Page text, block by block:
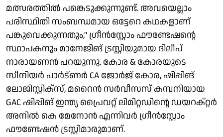
മത്സരത്തില്‍ പങ്കെടുക്കുന്നുണ്ട്. അവയെല്ലാം
പരിസ്ഥിതി സംബന്ധമായ ഒട്ടേറെ കഥകളാണ്
പങ്കുവെക്കുന്നതും,'' ഗ്രീന്‍സ്റ്റോം ഫൗണ്ടേഷന്റെ
സ്ഥാപകനും മാനേജിങ് ട്രസ്റ്റിയുമായ ദിലീപ്
നാരായണന്‍ പറയുന്നു. കോര & കോരയുടെ
സീനിയര്‍ പാര്‍ട്ണര്‍ CA ജോര്‍ജ് കോര, ഷിപ്പിങ്
ലോജിസ്റ്റിക്സ്, മറൈന്‍ സര്‍വീസസ് കമ്പനിയായ
GAC ഷിപ്പിങ് ഇന്ത്യ പ്രൈവറ്റ് ലിമിറ്റഡിന്റെ ഡയറക്റ്റര്‍
അനില്‍ കെ മേനോന്‍ എന്നിവര്‍ ഗ്രീന്‍സ്റ്റോം
ഫൗണ്ടേഷന്‍ ട്രസ്റ്റിമാരുമാണ്.